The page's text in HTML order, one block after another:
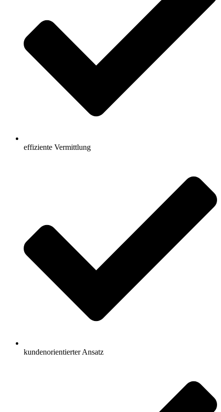
effiziente Vermittlung
kundenorientierter Ansatz